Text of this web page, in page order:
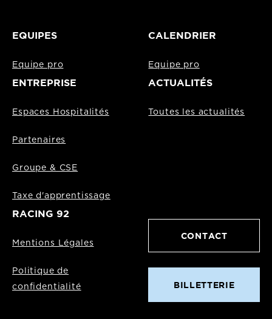
EQUIPES
Equipe pro
CALENDRIER
Equipe pro
ENTREPRISE
Espaces Hospitalités
Partenaires
Groupe & CSE
Taxe d'apprentissage
ACTUALITÉS
Toutes les actualités
RACING 92
Mentions Légales
Politique de
confidentialité
CONTACT
BILLETTERIE